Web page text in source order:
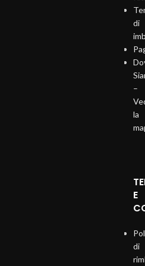
di
–
la
E
di